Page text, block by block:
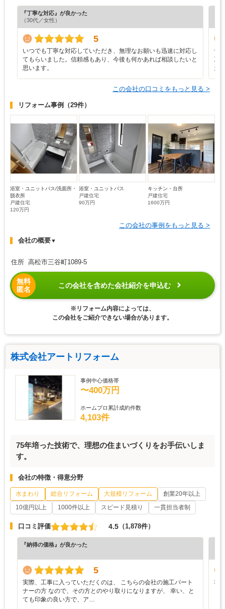
『丁寧な対応』が良かった
（30代／女性）
5
いつでも丁寧な対応していただき、無理なお願いも迅速に対応し
てもらいました。信頼感もあり、今後も何かあれば相談したいと
思います。
予
工
だ
この会社の口コミをもっと見る >
リフォーム事例 （29件）
浴室・ユニットバス/洗面所・
脱衣所
戸建住宅
120万円
浴室・ユニットバス
戸建住宅
90万円
キッチン・台所
戸建住宅
1600万円
この会社の事例をもっと見る >
会社の概要▼
住所 高松市三谷町1089-5
無料
匿名
この会社を含めた会社紹介を申込む
※リフォーム内容によっては、
この会社をご紹介できない場合があります。
株式会社アートリフォーム
事例中心価格帯
〜400万円
ホームプロ累計成約件数
4,103件
75年培った技術で、理想の住まいづくりをお手伝いしま
す。
会社の特徴・得意分野
水まわり 総合リフォーム 大規模リフォーム
創業20年以上
10億円以上
1000件以上 スピード見積り 一貫担当者制
口コミ評価 4.5 （1,878件）
『納得の価格』が良かった
5
実際、工事に入っていただくのは、 こちらの会社の施工パート
ナーの方 なので、その方とのやり取りになりますが、 幸い、と
ても印象の良い方で、ア…
非